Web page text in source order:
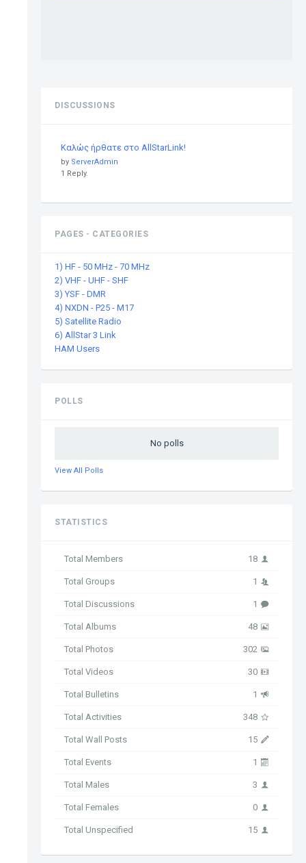
DISCUSSIONS
Καλώς ήρθατε στο AllStarLink!
by ServerAdmin
1 Reply.
PAGES - CATEGORIES
1) HF - 50 MHz - 70 MHz
2) VHF - UHF - SHF
3) YSF - DMR
4) NXDN - P25 - M17
5) Satellite Radio
6) AllStar 3 Link
HAM Users
POLLS
No polls
View All Polls
STATISTICS
Total Members 18
Total Groups 1
Total Discussions 1
Total Albums 48
Total Photos 302
Total Videos 30
Total Bulletins 1
Total Activities 348
Total Wall Posts 15
Total Events 1
Total Males 3
Total Females 0
Total Unspecified 15